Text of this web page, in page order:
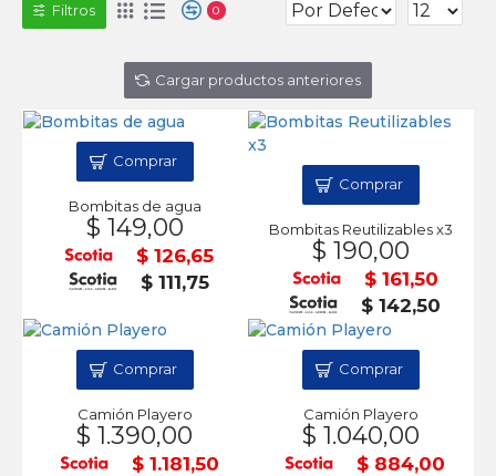
Filtros 0
Cargar productos anteriores
Bombitas de agua
$ 149,00
$ 126,65
$ 111,75
Comprar
Bombitas Reutilizables x3
$ 190,00
$ 161,50
$ 142,50
Comprar
Camión Playero
$ 1.390,00
$ 1.181,50
Comprar
Camión Playero
$ 1.040,00
$ 884,00
Comprar